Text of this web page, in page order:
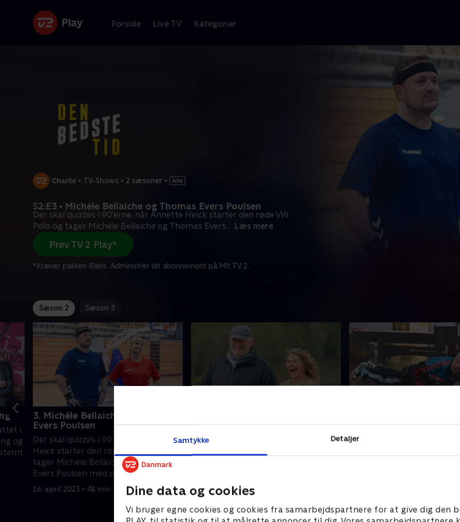
Samtykke Detaljer
Dine data og cookies
Vi bruger egne cookies og cookies fra samarbejdspartnere for at give dig den
Forside Live TV Kategorier
• TV-Shows • 2 sæsoner •
S2:E3 • Michéle Bellaiche og Thomas Evers Poulsen
Der skal quizzes i 90’erne, når Annette Heick starter den røde VW
Polo og tager Michéle Bellaiche og Thomas Evers... Læs mere
Prøv TV 2 Play*
*Kræver pakken Basis. Administrer dit abonnement på Mit TV 2.
Sæson 2 Sæson 3
i
og
3. Michéle Bellaiche og Thomas
Evers Poulsen
Der skal quizzes i 90’erne, når Annette
Heick starter den røde VW Polo og
tager Michéle Bellaiche og Thomas
Evers Poulsen med på en tidsrejse
16. april 2023 • 48 min
Bjarne Henriksen
Annette Heick samler Anne-Louise
bestemt år i 70’erne. .
23. april 2023 • 48 min
når Annette Heick tager